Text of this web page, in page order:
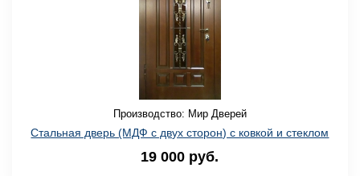
Производство: Мир Дверей
Стальная дверь (МДФ с двух сторон) с ковкой и стеклом
19 000 руб.